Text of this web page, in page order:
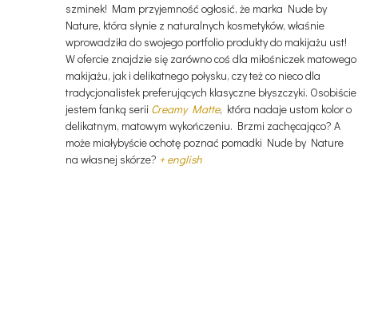
szminek! Mam przyjemność ogłosić, że marka Nude by
Nature, która słynie z naturalnych kosmetyków, właśnie
wprowadziła do swojego portfolio produkty do makijażu ust!
W ofercie znajdzie się zarówno coś dla miłośniczek matowego
makijażu, jak i delikatnego połysku, czy też co nieco dla
tradycjonalistek preferujących klasyczne błyszczyki. Osobiście
jestem fanką serii Creamy Matte, która nadaje ustom kolor o
delikatnym, matowym wykończeniu. Brzmi zachęcająco? A
może miałybyście ochotę poznać pomadki Nude by Nature
na własnej skórze? + english